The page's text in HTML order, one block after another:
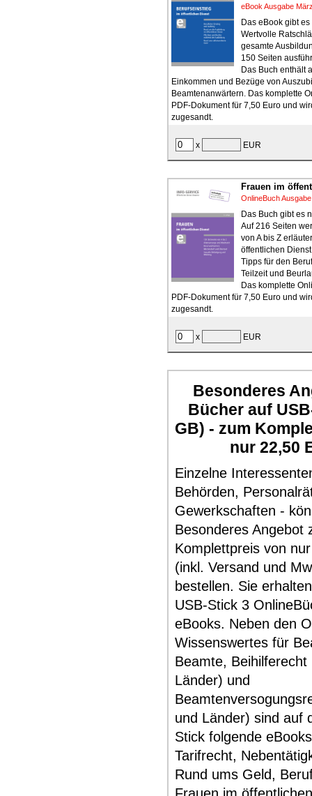
eBook Ausgabe
Das eBook gibt
Wertvolle
gesamte
150 Seiten
Das Buch enthält
Einkommen und Bezüge von
Beamtenanwärtern. Das komplette
PDF-Dokument für 7,50 Euro und
zugesandt.
x EUR
Frauen im
OnlineBuch
Das Buch gibt es
Auf 216 Seiten
von A bis Z
öffentlichen
Tipps für den
Teilzeit und
Das komplette
PDF-Dokument für 7,50 Euro und
zugesandt.
x EUR
Besonderes
Bücher auf
GB) - zum
nur 22,50
Einzelne
Behörden,
Gewerkschaften -
Besonderes Angebot
Komplettpreis von
(inkl. Versand und
bestellen. Sie
USB-Stick 3
eBooks. Neben den
Wissenswertes für
Beamte, Beihilferecht
Länder) und
und Länder) sind auf
Stick folgende
Tarifrecht,
Rund ums Geld,